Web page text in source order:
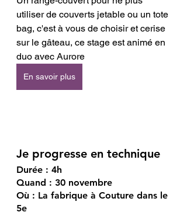
utiliser de couverts jetable ou un tote
bag, c'est à vous de choisir et cerise
sur le gâteau, ce stage est animé en
duo avec Aurore
En savoir plus
Je progresse en technique
Durée : 4h
Quand : 30 novembre
Où : La fabrique à Couture dans le
5e